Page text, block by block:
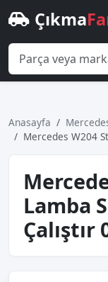
Çıkma
Anasayfa
Mercedes W204
Lamba
Çalıştır